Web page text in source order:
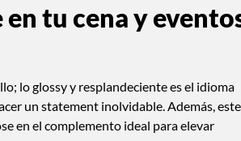
tu cena y
lo glossy y resplandeciente es el idioma
un statement inolvidable. Además, este
en el complemento ideal para elevar